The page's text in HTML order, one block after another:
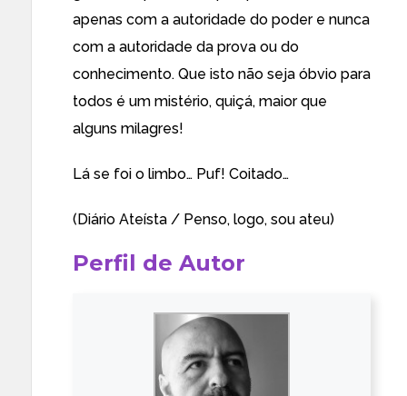
apenas com a autoridade do poder e nunca
com a autoridade da prova ou do
conhecimento. Que isto não seja óbvio para
todos é um mistério, quiçá, maior que
alguns milagres!
Lá se foi o limbo… Puf! Coitado…
(Diário Ateísta / Penso, logo, sou ateu)
Perfil de Autor